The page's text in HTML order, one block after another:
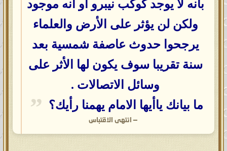
بأنه لا يوجد كوكب نيبرو أو أنه موجود
ولكن لن يؤثر على الأرض والعلماء
يرجحوا حدوث عاصفة شمسية بعد
سنة تقريبا سوف يكون لها الأثر على
وسائل الاتصالات .
ما بيانك ياأيها الامام يهمنا رأيك؟
— انتهى الاقتباس